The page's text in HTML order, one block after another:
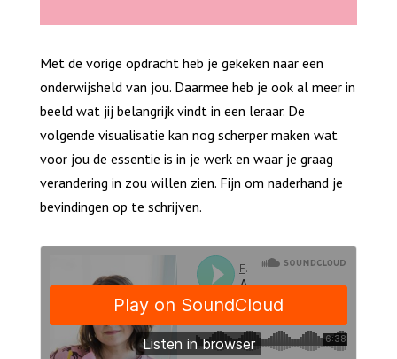
Met de vorige opdracht heb je gekeken naar een
onderwijsheld van jou. Daarmee heb je ook al meer in
beeld wat jij belangrijk vindt in een leraar. De
volgende visualisatie kan nog scherper maken wat
voor jou de essentie is in je werk en waar je graag
verandering in zou willen zien. Fijn om naderhand je
bevindingen op te schrijven.